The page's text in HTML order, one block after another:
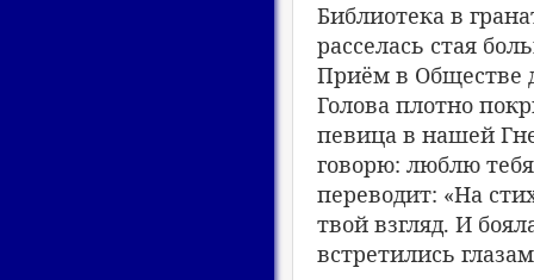
Библиотека в
расселась стая
Приём в Обществе
Голова плотно
певица в нашей
говорю: люблю
переводит: «На
твой взгляд. И
встретились